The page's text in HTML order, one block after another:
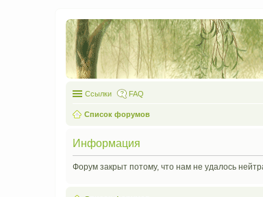
Ссылки FAQ
Список форумов
Информация
Форум закрыт потому, что нам не удалось